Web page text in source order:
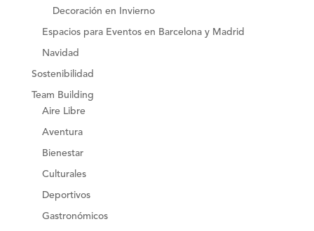
Decoración en Invierno
Espacios para Eventos en Barcelona y Madrid
Navidad
Sostenibilidad
Team Building
Aire Libre
Aventura
Bienestar
Culturales
Deportivos
Gastronómicos